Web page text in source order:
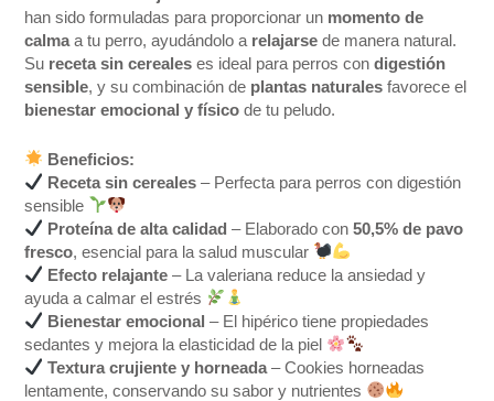
han sido formuladas para proporcionar un momento de
calma a tu perro, ayudándolo a relajarse de manera natural.
Su receta sin cereales es ideal para perros condigestión
sensible, y su combinación de plantas naturales favorece el
bienestar emocional y físico de tu peludo.
Beneficios:
Receta sin cereales – Perfecta para perros con digestión
sensible
Proteína de alta calidad – Elaborado con50,5% de pavo
fresco, esencial para la salud muscular
Efecto relajante – La valeriana reduce la ansiedad y
ayuda a calmar el estrés
Bienestar emocional – El hipérico tiene propiedades
sedantes y mejora la elasticidad de la piel
Textura crujiente y horneada – Cookies horneadas
lentamente, conservando su sabor y nutrientes